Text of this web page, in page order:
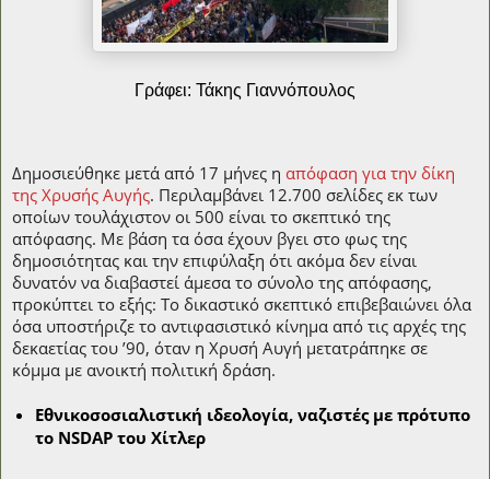
Γράφει: Τάκης Γιαννόπουλος
Δημοσιεύθηκε μετά από 17 μήνες η απόφαση για την δίκη
της Χρυσής Αυγής. Περιλαμβάνει 12.700 σελίδες εκ των
οποίων τουλάχιστον οι 500 είναι το σκεπτικό της
απόφασης. Με βάση τα όσα έχουν βγει στο φως της
δημοσιότητας και την επιφύλαξη ότι ακόμα δεν είναι
δυνατόν να διαβαστεί άμεσα το σύνολο της απόφασης,
προκύπτει το εξής: Το δικαστικό σκεπτικό επιβεβαιώνει όλα
όσα υποστήριζε το αντιφασιστικό κίνημα από τις αρχές της
δεκαετίας του ’90, όταν η Χρυσή Αυγή μετατράπηκε σε
κόμμα με ανοικτή πολιτική δράση.
Εθνικοσοσιαλιστική ιδεολογία, ναζιστές με πρότυπο
το NSDAP του Χίτλερ